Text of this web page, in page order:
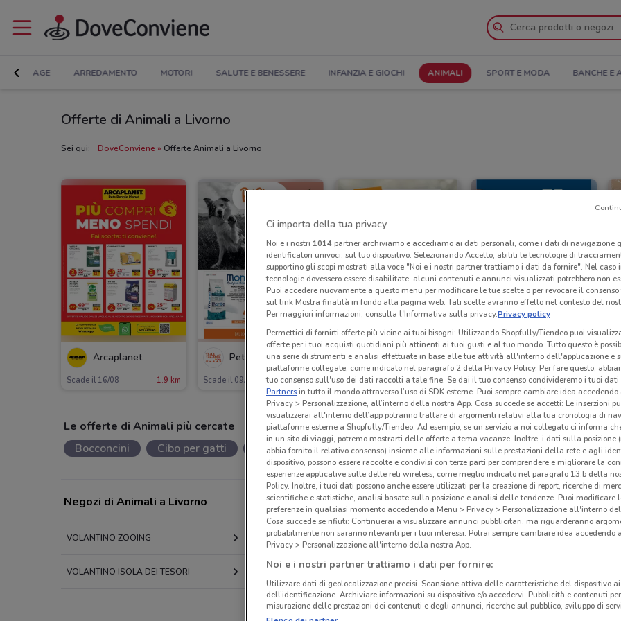
BRICOLAGE ARREDAMENTO MOTORI SALUTE E BENESSERE INFANZIA E GIOCHI ANIMALI SPORT E MODA BANCHE E
Offerte di Animali a Livorno
Sei qui: DoveConviene Offerte Animali a Livorno
Arcaplanet
Scade il 16/08 1.9 km
Pet Store Conad
Scade il 09/09 467 m
Ferplast
Scade il 31/12 498 m
Ferplast
Scade il 31/12 498 m
Le offerte di Animali più cercate
Bocconcini
Cibo per gatti Cibo per cani Antiparassitari Lettiera per gatti
Negozi di Animali a Livorno
VOLANTINO ZOOING VOLANTINO PETMARK VOLANTINO PURINA ADVENTUROS
VOLANTINO ISOLA DEI TESORI VOLANTINO ZOOLANDIA FAMILY
Ci importa della tua privacy
Noi e i nostri 1014partner archiviamo e accediamo ai dati personali, come i dati di navigazione
identificatori univoci, sul tuo dispositivo. Selezionando Accetto, abiliti le tecnologie di
supportino gli scopi mostrati alla voce "Noi e i nostri partner trattiamo i dati da fornire". Nel caso
tecnologie dovessero essere disabilitate, alcuni contenuti e annunci visualizzati potrebbero non
Puoi accedere nuovamente a questo menu per modificare le tue scelte o per revocare il
sul link Mostra finalità in fondo alla pagina web. Tali scelte avranno effetto nel contesto del
Per maggiori informazioni, consulta l'Informativa sulla privacy.Privacy policy
Permettici di fornirti offerte più vicine ai tuoi bisogni: Utilizzando Shopfully/Tiendeo puoi
offerte per i tuoi acquisti quotidiani più attinenti ai tuoi gusti e al tuo mondo. Tutto questo è
una serie di strumenti e analisi effettuate in base alle tue attività all'interno dell'applicazione e
piattaforme collegate, come indicato nel paragrafo 2 della Privacy Policy. Per fare questo,
tuo consenso sull'uso dei dati raccolti a tale fine. Se dai il tuo consenso condivideremo i tuoi dati
Partnersin tutto il mondo attraverso l’uso di SDK esterne. Puoi sempre cambiare idea accedendo
Privacy > Personalizzazione, all’interno della nostra App. Cosa succede se accetti: Le inserzioni
visualizzerai all'interno dell’app potranno trattare di argomenti relativi alla tua cronologia di
piattaforme esterne a Shopfully/Tiendeo. Ad esempio, se un servizio a noi collegato ci informa
in un sito di viaggi, potremo mostrarti delle offerte a tema vacanze. Inoltre, i dati sulla posizione
abbia fornito il relativo consenso) insieme alle informazioni sulle prestazioni della rete e agli
dispositivo, possono essere raccolte e condivisi con terze parti per comprendere e migliorare la
esperienze applicative sulle delle reti wireless, come meglio indicato nel paragrafo 13.b della
Policy. Inoltre, i tuoi dati possono anche essere utilizzati per la creazione di report, ricerche di
scientifiche e statistiche, analisi basate sulla posizione e analisi delle tendenze. Puoi modificare
preferenze in qualsiasi momento accedendo a Menu > Privacy > Personalizzazione all'interno
Cosa succede se rifiuti: Continuerai a visualizzare annunci pubblicitari, ma riguarderanno
probabilmente non saranno rilevanti per i tuoi interessi. Potrai sempre cambiare idea accedendo
Privacy > Personalizzazione all'interno della nostra App.
Noi e i nostri partner trattiamo i dati per fornire:
Utilizzare dati di geolocalizzazione precisi. Scansione attiva delle caratteristiche del dispositivo
dell’identificazione. Archiviare informazioni su dispositivo e/o accedervi. Pubblicità e contenuti
misurazione delle prestazioni dei contenuti e degli annunci, ricerche sul pubblico, sviluppo di